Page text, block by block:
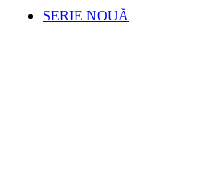
SERIE NOUĂ